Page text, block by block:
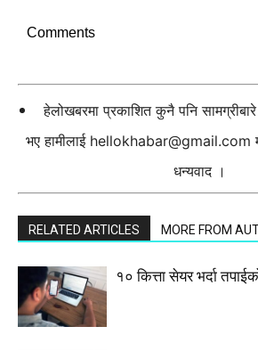
Comments
हेलोखबरमा प्रकाशित कुनै पनि
भए हामीलाई hellokhabar@gmail.com
धन्यवाद ।
RELATED ARTICLES MORE FROM
१० कित्ता सेयर भर्दा